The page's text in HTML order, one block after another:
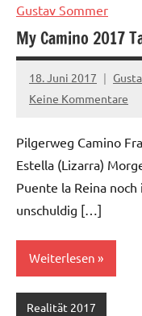
Gustav Sommer
My Camino 2017
18. Juni 2017
Keine Kommentare
Pilgerweg Camino
Estella (Lizarra)
Puente la Reina
unschuldig […]
Weiterlesen
Realität 2017